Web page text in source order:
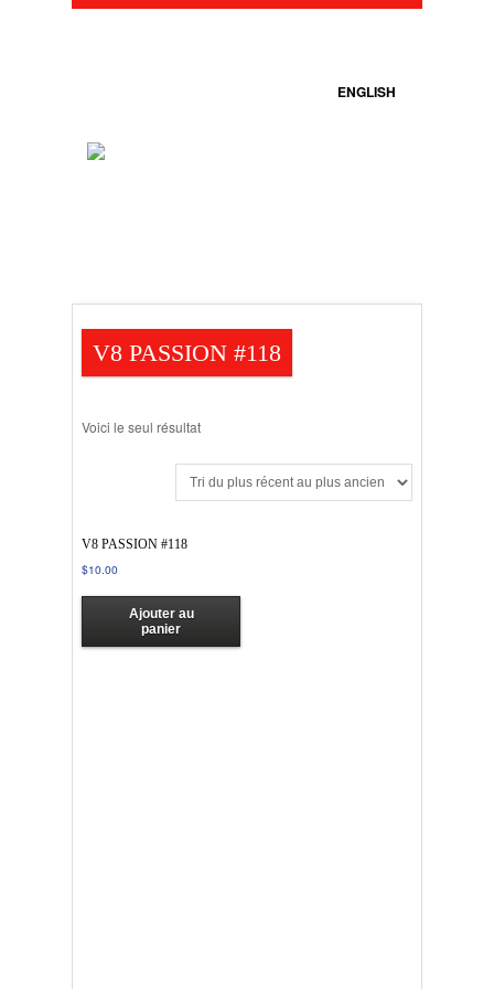
ENGLISH
V8 PASSION #118
Voici le seul résultat
V8 PASSION #118
$10.00
Ajouter au
panier